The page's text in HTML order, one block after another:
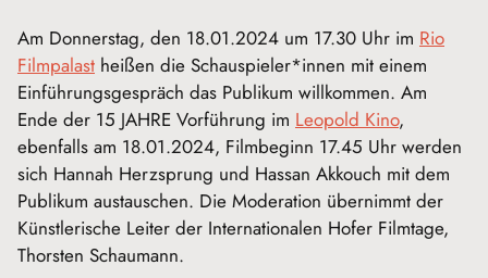
Am Donnerstag, den 18.01.2024 um 17.30 Uhr im Rio
Filmpalast heißen die Schauspieler*innen mit einem
Einführungsgespräch das Publikum willkommen. Am
Ende der 15 JAHRE Vorführung im Leopold Kino,
ebenfalls am 18.01.2024, Filmbeginn 17.45 Uhr werden
sich Hannah Herzsprung und Hassan Akkouch mit dem
Publikum austauschen. Die Moderation übernimmt der
Künstlerische Leiter der Internationalen Hofer Filmtage,
Thorsten Schaumann.